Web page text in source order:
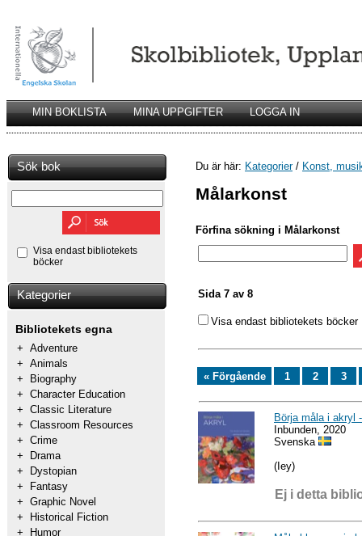
MIN BOKLISTA MINA UPPGIFTER LOGGA IN
Sök bok
Visa endast bibliotekets
böcker
Kategorier
Bibliotekets egna
+ Adventure
+ Animals
+
Biography
+ Character Education
+ Classic Literature
+ Classroom Resources
+ Crime
+
Drama
+
Dystopian
+
Fantasy
+ Graphic Novel
+
Historical Fiction
+
Humor
Du är här: Kategorier/ Konst,
Målarkonst
Förfina sökning i Målarkonst
Sida 7 av 8
Visa endast bibliotekets böcker
« Förgående 1 2 3
Börja måla i akryl
Inbunden, 2020
Svenska
(Iey)
Ej i detta